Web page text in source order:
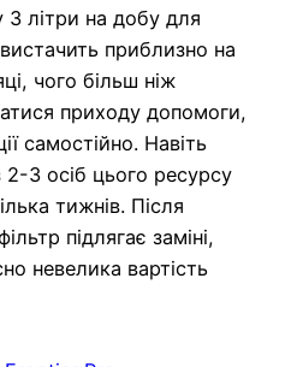
літри на добу для
приблизно на
чого більш ніж
приходу допомоги,
самостійно. Навіть
3 осіб цього ресурсу
тижнів. Після
підлягає заміні,
невелика вартість